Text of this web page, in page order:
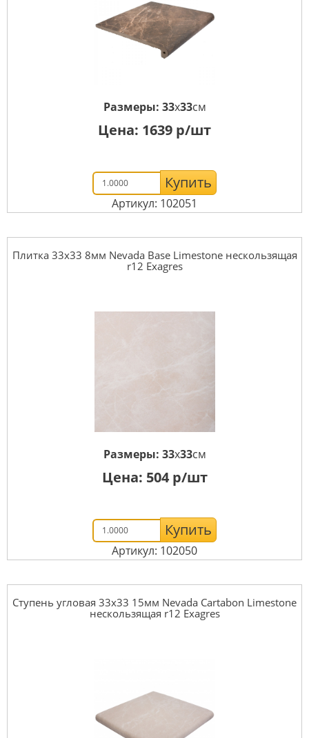
Размеры: 33x33см
Цена: 1639 р/шт
Купить
Артикул: 102051
Плитка 33x33 8мм Nevada Base Limestone нескользящая
r12 Exagres
Размеры: 33x33см
Цена: 504р/шт
Купить
Артикул: 102050
Ступень угловая 33x33 15мм Nevada Cartabon Limestone
нескользящая r12 Exagres